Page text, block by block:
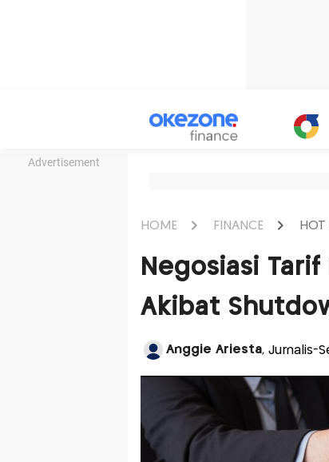
Advertisement
HOME FINANCE HOT
Negosiasi
Akibat
Anggie Ariesta, Jurnalis-